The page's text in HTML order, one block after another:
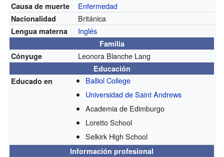
Causa de muerte Enfermedad
Nacionalidad Británica
Lengua materna Inglés
Familia
Cónyuge
Leonora Blanche Lang
Educación
Educado en
Balliol College
Universidad de Saint Andrews
Academia de Edimburgo
Loretto School
Selkirk High School
Información profesional